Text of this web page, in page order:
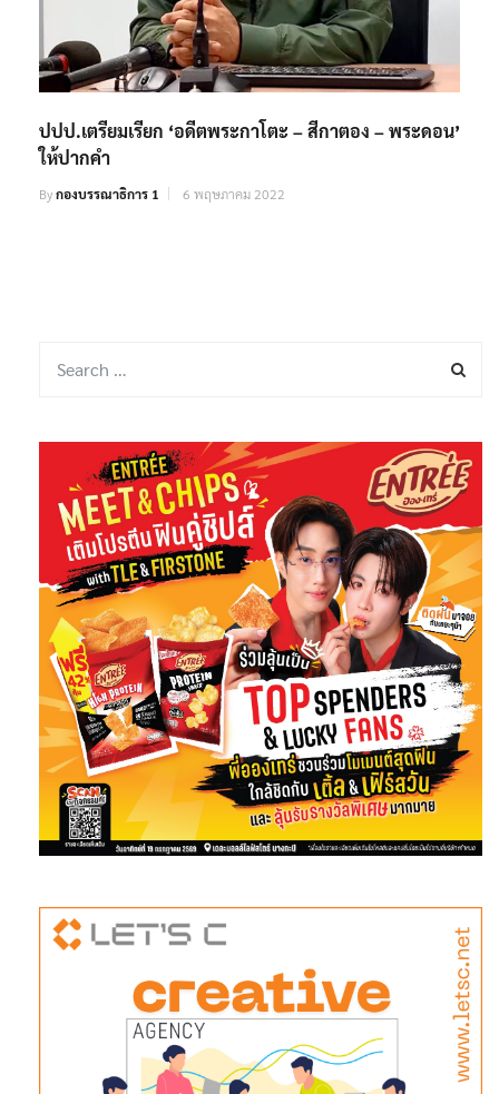
ปปป.เตรียมเรียก ‘อดีตพระกาโตะ – สีกาตอง – พระดอน’
ให้ปากคำ
Byกองบรรณาธิการ 1 6 พฤษภาคม 2022